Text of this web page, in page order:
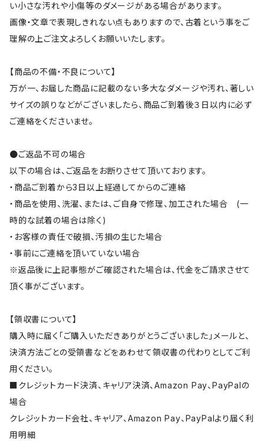
い小さな汚れや小傷等のダメージがある場合があります。
画像・文章で表現しきれない点もありますので、古着という事をご
理解の上ご注文よろしくお願いいたします。
【商品の不備・不良について】
万が一、お届した商品に記載のない多大なダメージや汚れ、著しい
サイズの誤りなどがございましたら、商品ご到着後３日以内に必ず
ご連絡をくださいませ。
●ご返品不可の場合
以下の場合は、ご返品をお断りさせて頂いております。
・商品ご到着から3日以上経過してからのご連絡
・商品を使用、洗濯、または、ご自身で修理、加工された場合 (一
時的な試着の場合は除く)
・お客様の責任で破損、汚損の生じた場合
・事前にご連絡を頂いていない場合
※返品後に上記事態がご確認された場合は、代金をご請求させて
頂く事がございます。
【領収書について】
購入時に届く「ご購入いただきありがとうございました」メールと、
決済方法ごとの受領書などをあわせて領収書の代わりとしてご利
用ください。
■クレジットカード決済、キャリア決済、Amazon Pay、PayPalの
場合
クレジットカード会社、キャリア、Amazon Pay、PayPalより届く利
用明細